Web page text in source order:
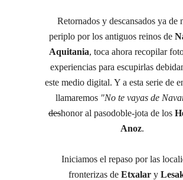
Retornados y descansados ya de
periplo por los antiguos reinos de
Aquitania, toca ahora recopilar
experiencias para escupirlas
este medio digital. Y a esta serie de
llamaremos "No te vayas de
deshonor al pasodoble-jota de los
Anoz.
Iniciamos el repaso por las
fronterizas deEtxalary